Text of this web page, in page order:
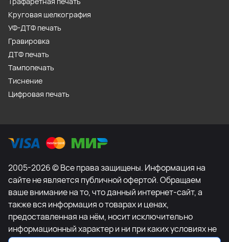
Круговая шелкография
УФ-ДТФ печать
Гравировка
ДТФ печать
Тампопечать
Тиснение
Цифровая печать
2005-2026 © Все права защищены. Информация на
сайте не является публичной офертой. Обращаем
ваше внимание на то, что данный интернет-сайт, а
также вся информация о товарах и ценах,
предоставленная на нём, носит исключительно
информационный характер и ни при каких условиях не